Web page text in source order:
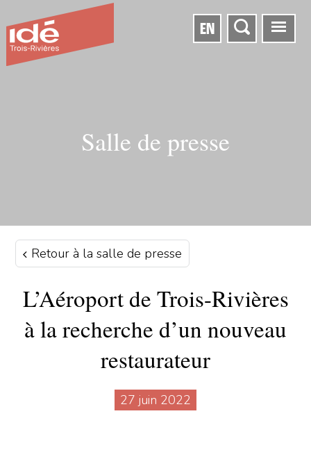
EN
Salle de presse
Retour à la salle de presse
L’Aéroport de Trois-Rivières
à la recherche d’un nouveau
restaurateur
27 juin 2022